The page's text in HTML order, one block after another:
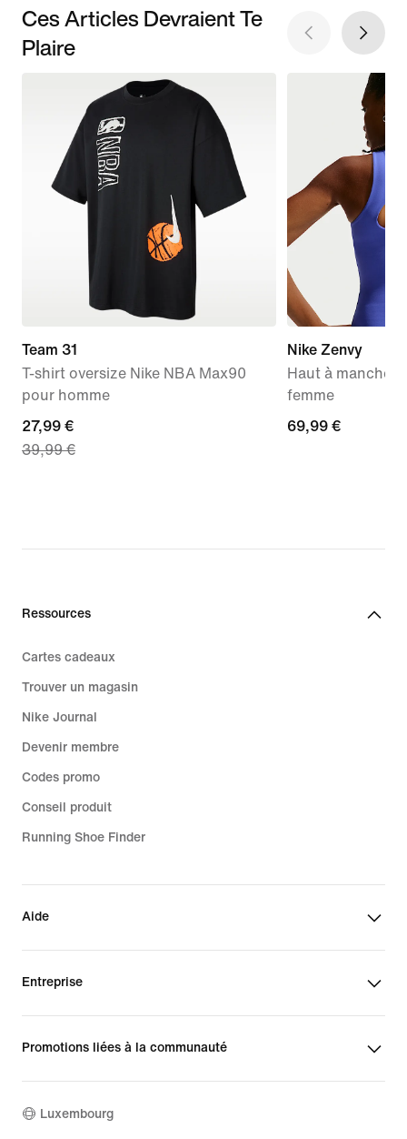
Ces Articles Devraient Te
Plaire
Team 31
T-shirt oversize Nike NBA Max90
pour homme
current
price
39,99 €
27,99 €
39,99 €
Nike Zenvy
Haut à manche
femme
69,99 €
69,99 €
Ressources
Cartes cadeaux
Trouver un magasin
Nike Journal
Devenir membre
Codes promo
Conseil produit
Running Shoe Finder
Aide
Entreprise
Promotions liées à la communauté
Luxembourg